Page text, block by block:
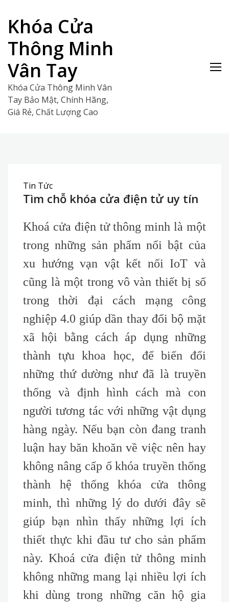
content
Khóa Cửa
Thông Minh
Vân Tay
Khóa Cửa Thông Minh Vân
Tay Bảo Mật, Chính Hãng,
Giá Rẻ, Chất Lượng Cao
Tin Tức
Tìm chỗ khóa cửa điện tử uy tín
Khoá cửa điện tử thông minh là một
trong những sản phẩm nổi bật của
xu hướng vạn vật kết nối IoT và
cũng là một trong vô vàn thiết bị số
trong thời đại cách mạng công
nghiệp 4.0 giúp dần thay đổi bộ mặt
xã hội bằng cách áp dụng những
thành tựu khoa học, để biến đổi
những thứ dường như đã là truyền
thống và định hình cách mà con
người tương tác với những vật dụng
hàng ngày. Nếu bạn còn đang tranh
luận hay băn khoăn về việc nên hay
không nâng cấp ổ khóa truyền thống
thành hệ thống khóa cửa thông
minh, thì những lý do dưới đây sẽ
giúp bạn nhìn thấy những lợi ích
thiết thực khi đầu tư cho sản phẩm
này. Khoá cửa điện tử thông minh
không những mang lại nhiều lợi ích
khi dùng trong những căn hộ gia